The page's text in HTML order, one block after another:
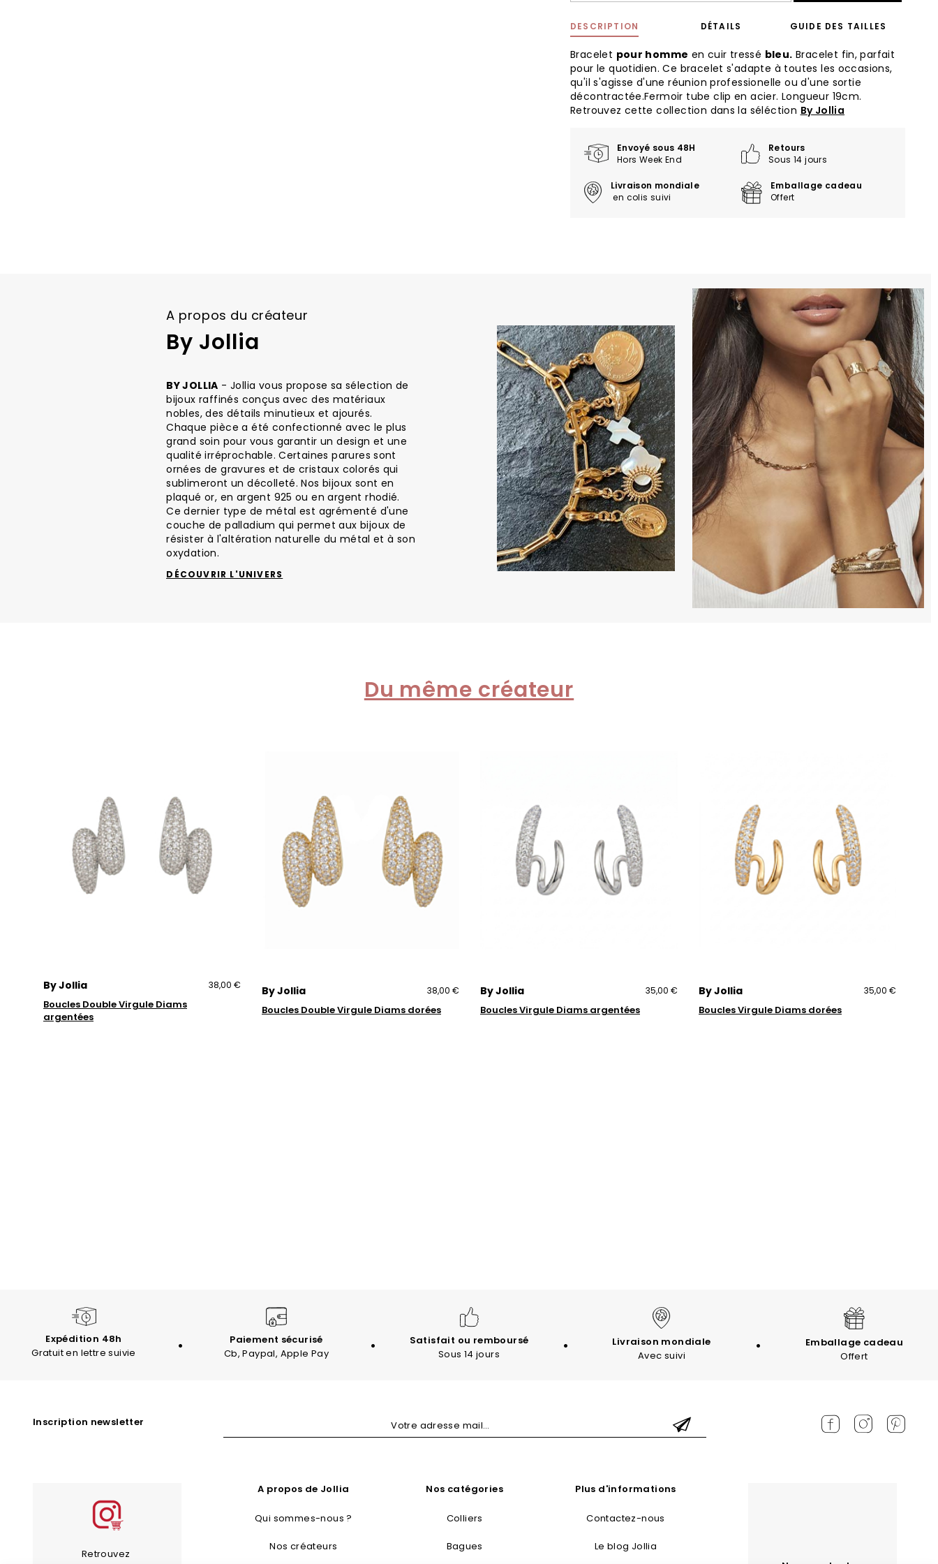
DESCRIPTION
Bracelet pour homme en cuir tressé bleu. Bracelet fin, parfait
pour le quotidien. Ce bracelet s'adapte à toutes les occasions,
qu'il s'agisse d'une réunion professionelle ou d'une sortie
décontractée.Fermoir tube clip en acier. Longueur 19cm.
Retrouvez cette collection dans la séléction By Jollia
DÉTAILS GUIDE DES TAILLES
Envoyé sous 48H
Hors Week End
Retours
Sous 14 jours
Livraison mondiale
en colis suivi
Emballage cadeau
Offert
A propos du créateur
By Jollia
BY JOLLIA - Jollia vous propose sa sélection de
bijoux raffinés conçus avec des matériaux
nobles, des détails minutieux et ajourés.
Chaque pièce a été confectionné avec le plus
grand soin pour vous garantir un design et une
qualité irréprochable. Certaines parures sont
ornées de gravures et de cristaux colorés qui
sublimeront un décolleté. Nos bijoux sont en
plaqué or, en argent 925 ou en argent rhodié.
Ce dernier type de métal est agrémenté d'une
couche de palladium qui permet aux bijoux de
résister à l'altération naturelle du métal et à son
oxydation.
DÉCOUVRIR L'UNIVERS
Du même créateur
By Jollia 38,00 €
Boucles Double Virgule Diams
argentées
By Jollia 38,00 €
Boucles Double Virgule Diams dorées
By Jollia 35,00 €
Boucles Virgule Diams argentées
By Jollia 35,00 €
Boucles Virgule Diams dorées
Expédition 48h
Gratuit en lettre suivie
Paiement sécurisé
Cb, Paypal, Apple Pay
Satisfait ou remboursé
Sous 14 jours
Livraison mondiale
Avec suivi
Emballage cadeau
Offert
Inscription newsletter
Retrouvez
A propos de Jollia
Qui sommes-nous ?
Nos créateurs
Nos catégories
Colliers
Bagues
Plus d'informations
Contactez-nous
Le blog Jollia